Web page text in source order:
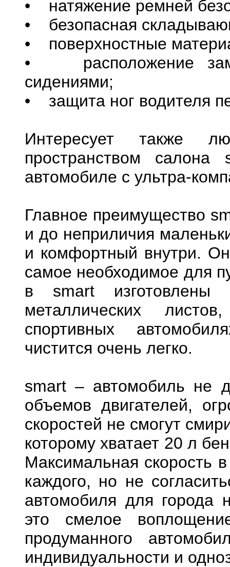
• натяжение ремней
• безопасная
• поверхностные
• расположение
сидениями;
• защита ног водителя
Интересует также
пространством
автомобиле с ультра-
Главное преимущество
и до неприличия
и комфортный внутри.
самое необходимое для
в smart изготовлены
металлических
спортивных
чистится очень легко.
smart – автомобиль не
объемов двигателей,
скоростей не смогут
которому хватает 20 л
Максимальная скорость
каждого, но не
автомобиля для города
это смелое
продуманного
индивидуальности и